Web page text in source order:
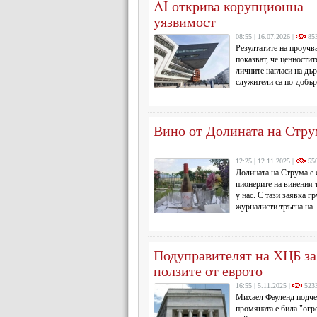
AI открива корупционна
уязвимост
08:55 | 16.07.2026 |
Резултатите на
показват, че
личните нагласи на
служители са по-добър
индикатор за
Вино от Долината на
12:25 | 12.11.2025 |
Долината на Струма е
пионерите на винения
у нас. С тази заявка
журналисти тръгна на
тридневна обиколка
Подуправителят на ХЦБ за
ползите от еврото
16:55 | 5.11.2025 |
Михаел Фауленд
промяната е била